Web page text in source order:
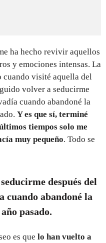
ha hecho revivir aquellos
y emociones intensas. La
cuando visité aquella del
volver a seducirme
cuando abandoné la
Y es que sí, terminé
tiempos solo me
muy pequeño. Todo se
después del
cuando abandoné la
pasado.
es que lo han vuelto a